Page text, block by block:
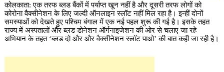
कोलकाता: एक तरफ ब्लड बैंकों में पर्याप्त खून नहीं है और दूसरी तरफ लोगों को
कोरोना वैक्सीनेशन के लिए जल्दी ऑनलाइन स्लॉट नहीं मिल रहा है। इन्हीं दोनों
समस्याओं को देखते हुए पश्चिम बंगाल में एक नई पहल शुरू की गई है। इसके तहत
राज्य में अस्पतालों और ब्लड डोनेशन ऑर्गनाइजेशन की ओर से चलाए जा रहे
अभियान के तहत ‘ब्लड दो और और वैक्सीनेशन स्लॉट पाओ’ की बात कही जा रही है।